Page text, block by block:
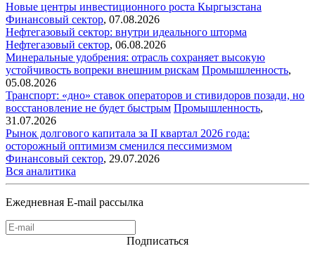
Новые центры инвестиционного роста Кыргызстана
Финансовый сектор, 07.08.2026
Нефтегазовый сектор: внутри идеального шторма
Нефтегазовый сектор, 06.08.2026
Минеральные удобрения: отрасль сохраняет высокую
устойчивость вопреки внешним рискам Промышленность,
05.08.2026
Транспорт: «дно» ставок операторов и стивидоров позади, но
восстановление не будет быстрым Промышленность,
31.07.2026
Рынок долгового капитала за II квартал 2026 года:
осторожный оптимизм сменился пессимизмом
Финансовый сектор, 29.07.2026
Вся аналитика
Ежедневная E-mail рассылка
Подписаться